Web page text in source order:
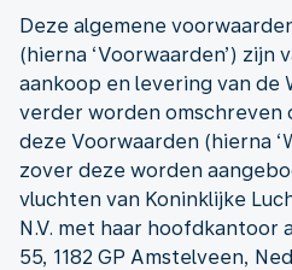
Deze algemene
(hierna ‘Voorwaarden’) zijn
aankoop en levering van de
verder worden omschreven
deze Voorwaarden (hierna
zover deze worden
vluchten van Koninklijke
N.V. met haar hoofdkantoor
55, 1182 GP Amstelveen,